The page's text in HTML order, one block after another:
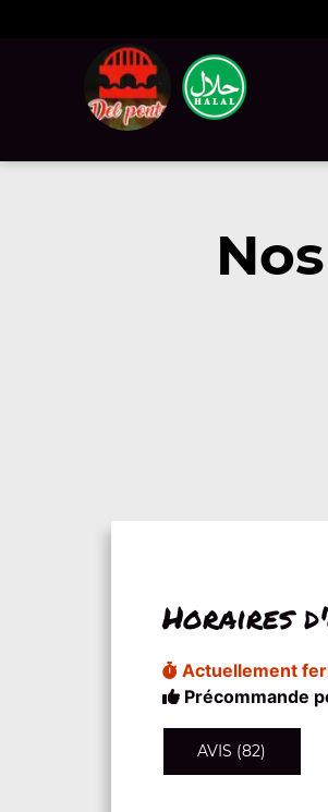
Horaires
Actuellement
Précommande
AVIS (82)